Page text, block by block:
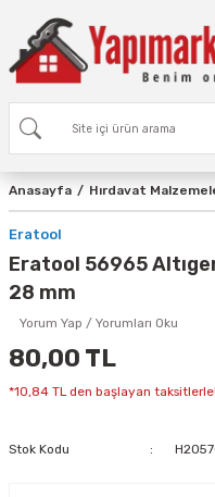
Anasayfa Hırdavat
Eratool
Eratool 56965
28 mm
Yorum Yap / Yorumları Oku
80,00 TL
*10,84 TL den başlayan
Stok Kodu